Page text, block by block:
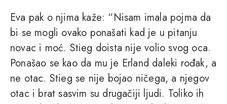
Eva pak o njima kaže: “Nisam imala pojma da
bi se mogli ovako ponašati kad je u pitanju
novac i moć. Stieg doista nije volio svog oca.
Ponašao se kao da mu je Erland daleki rođak, a
ne otac. Stieg se nije bojao ničega, a njegov
otac i brat sasvim su drugačiji ljudi. Toliko ih